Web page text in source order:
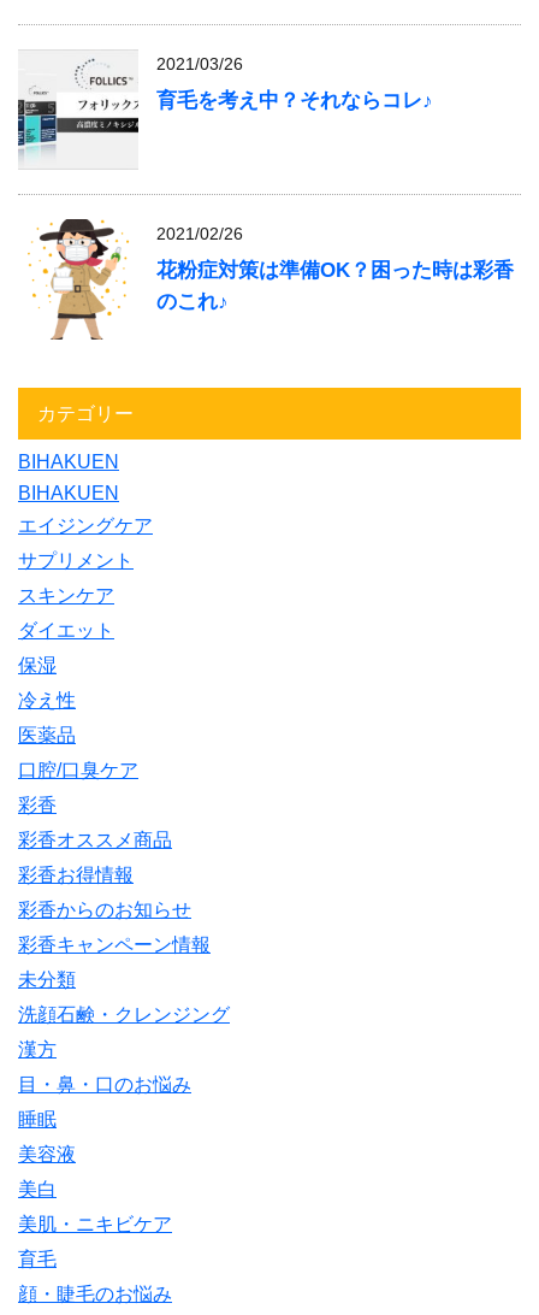
2021/03/26
育毛を考え中？それならコレ♪
2021/02/26
花粉症対策は準備OK？困った時は彩香
のこれ♪
カテゴリー
BIHAKUEN
BIHAKUEN
エイジングケア
サプリメント
スキンケア
ダイエット
保湿
冷え性
医薬品
口腔/口臭ケア
彩香
彩香オススメ商品
彩香お得情報
彩香からのお知らせ
彩香キャンペーン情報
未分類
洗顔石鹸・クレンジング
漢方
目・鼻・口のお悩み
睡眠
美容液
美白
美肌・ニキビケア
育毛
顔・睫毛のお悩み